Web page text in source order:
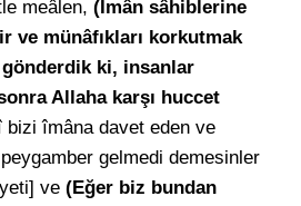
meâlen, (Îmân sâhiblerine
ve münâfıkları korkutmak
ki, insanlar
Allaha karşı huccet
bizi îmâna davet eden ve
gelmedi demesinler
ve (Eğer biz bundan